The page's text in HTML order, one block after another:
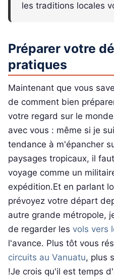
les traditions locales
Préparer votre
pratiques
Maintenant que vous
de comment bien
votre regard sur le
avec vous : même si je
tendance à m'épancher
paysages tropicaux, il
voyage comme un
expédition.Et en parlant
prévoyez votre départ
autre grande métropole,
de regarder les vols vers
l'avance. Plus tôt vous
circuits au Vanuatu, plus
!Je crois qu'il est temps